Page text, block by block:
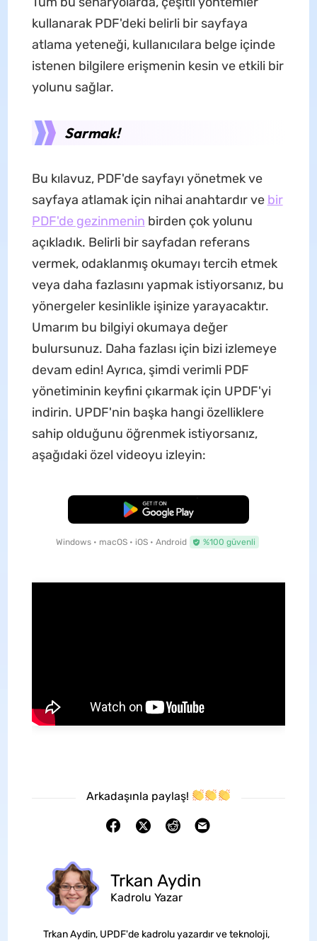
kullanarak PDF'deki belirli bir sayfaya
atlama yeteneği, kullanıcılara belge içinde
istenen bilgilere erişmenin kesin ve etkili bir
yolunu sağlar.
Sarmak!
Bu kılavuz, PDF'de sayfayı yönetmek ve
sayfaya atlamak için nihai anahtardır ve bir
PDF'de gezinmenin birden çok yolunu
açıkladık. Belirli bir sayfadan referans
vermek, odaklanmış okumayı tercih etmek
veya daha fazlasını yapmak istiyorsanız, bu
yönergeler kesinlikle işinize yarayacaktır.
Umarım bu bilgiyi okumaya değer
bulursunuz. Daha fazlası için bizi izlemeye
devam edin! Ayrıca, şimdi verimli PDF
yönetiminin keyfini çıkarmak için UPDF'yi
indirin. UPDF'nin başka hangi özelliklere
sahip olduğunu öğrenmek istiyorsanız,
aşağıdaki özel videoyu izleyin:
Ücretsiz İndirme
Windows • macOS • iOS • Android %100 güvenli
Arkadaşınla paylaş!
Trkan Aydin
Kadrolu Yazar
Trkan Aydin, UPDF'de kadrolu yazardır ve teknoloji,